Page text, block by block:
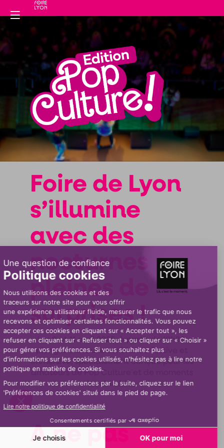
Foire de Lyon
s’illumine
avec des
nocturnes
pleines de
surprises !
Les 8 et 11 avril 2025, à partir de 19h30,
plongez dans une ambiance festive et
immersive, spécialement conçue pour les
amateurs de Pop Culture et de moments
inoubliables.
A ne pas